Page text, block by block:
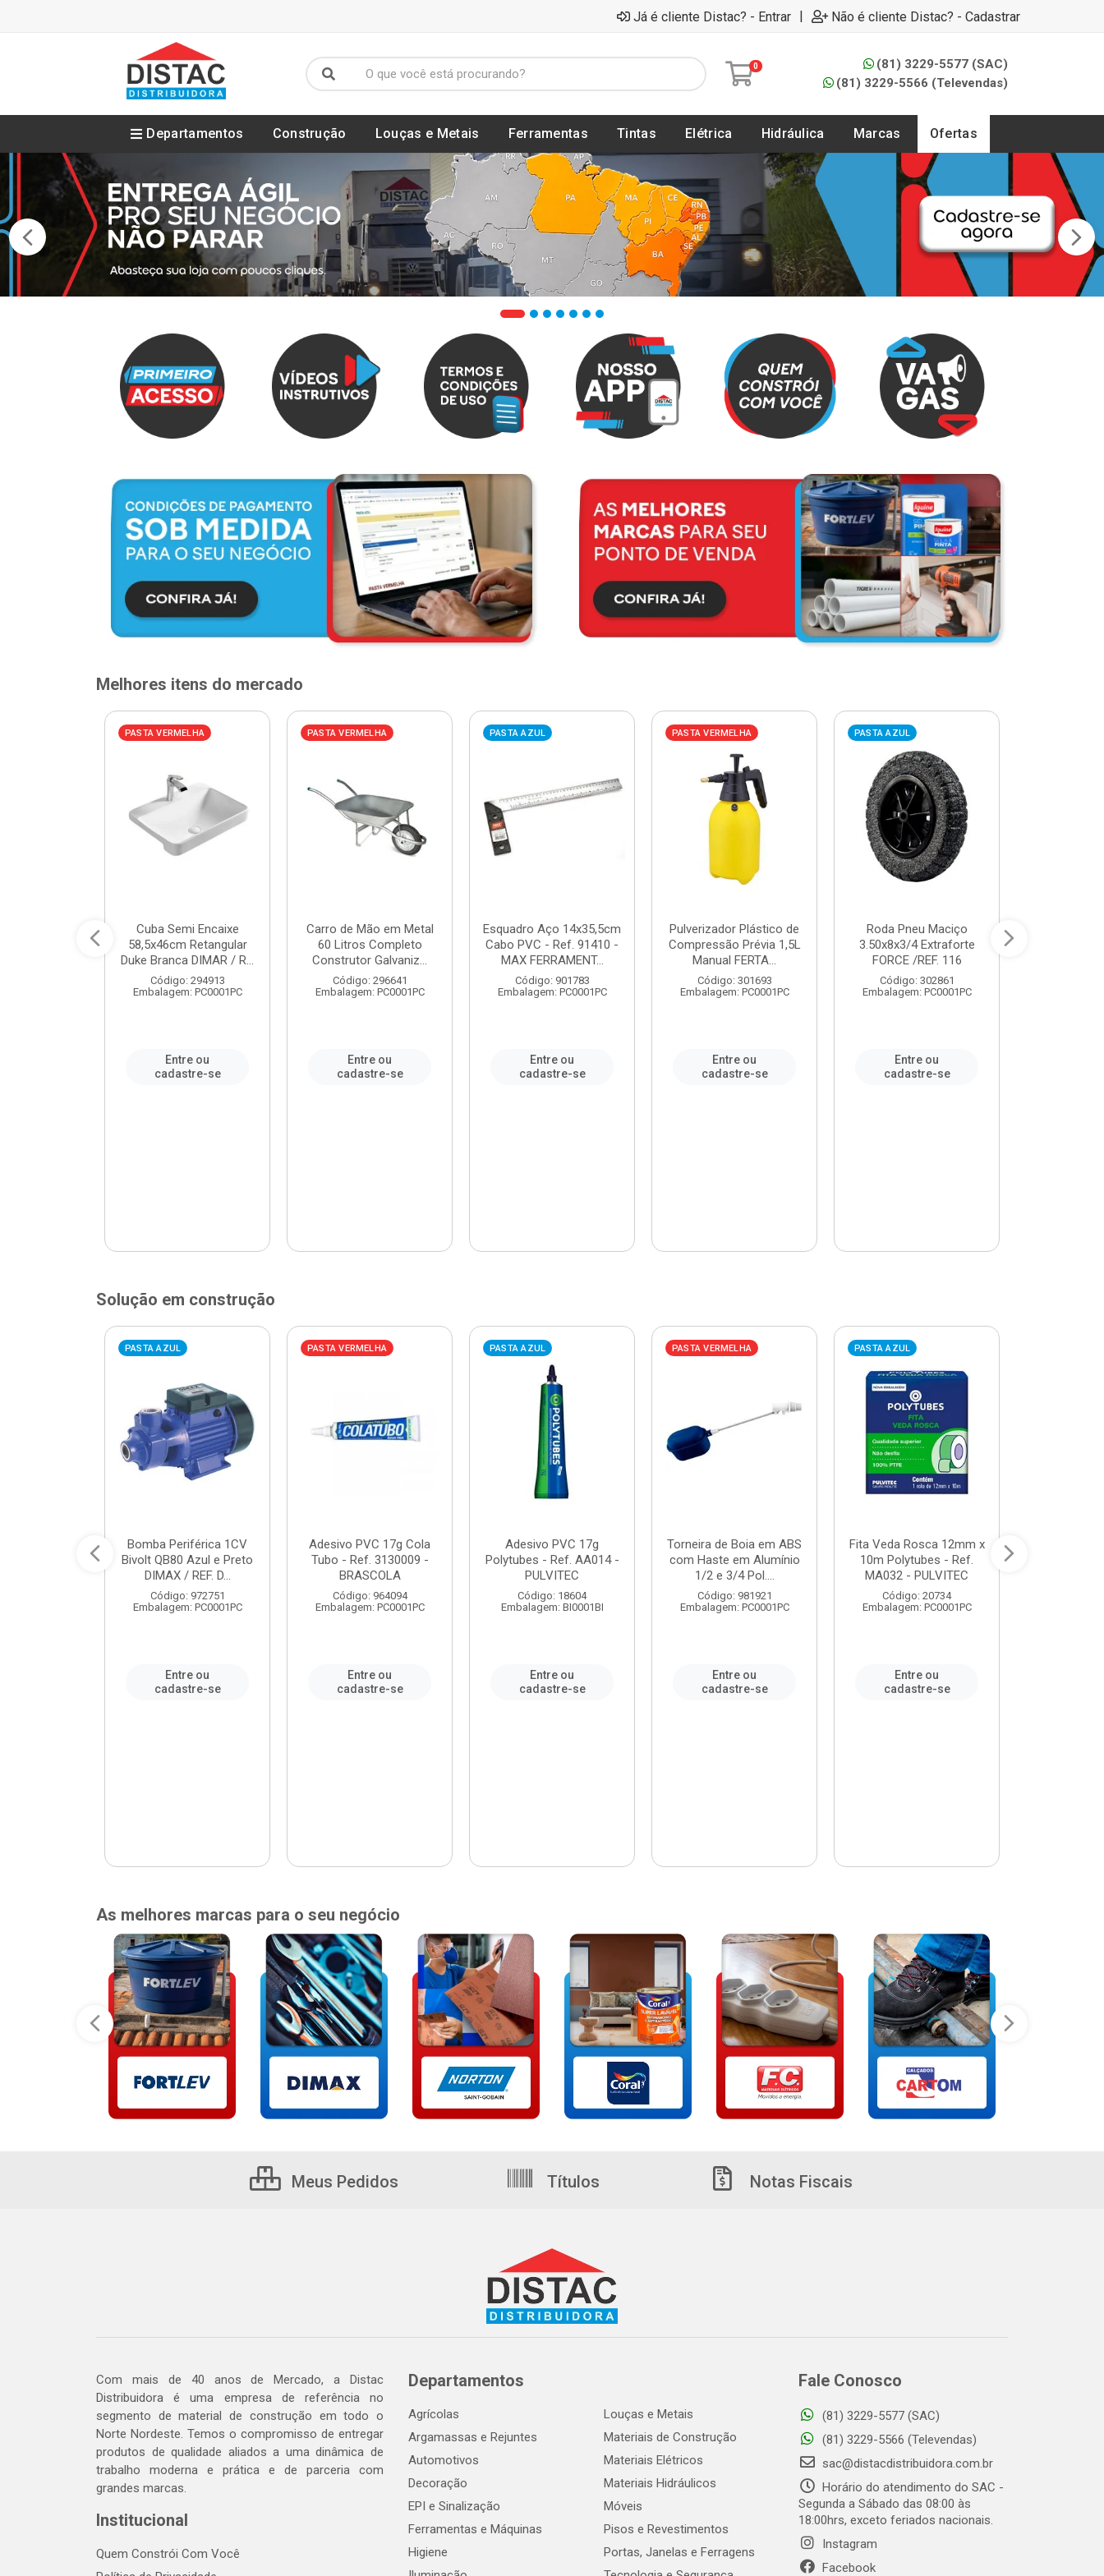
Já é cliente Distac? - Entrar | Não é cliente Distac? - Cadastrar
0
(81) 3229-5577 (SAC)
(81) 3229-5566 (Televendas)
Departamentos Construção Louças e Metais Ferramentas Tintas Elétrica Hidráulica Marcas Ofertas
Melhores itens do mercado
PASTA VERMELHA
Cuba Semi Encaixe
58,5x46cm Retangular
Duke Branca DIMAR / R...
Código: 294913
Embalagem: PC0001PC
Entre ou
cadastre-se
PASTA VERMELHA
Carro de Mão em Metal
60 Litros Completo
Construtor Galvaniz...
Código: 296641
Embalagem: PC0001PC
Entre ou
cadastre-se
PASTA AZUL
Esquadro Aço 14x35,5cm
Cabo PVC - Ref. 91410 -
MAX FERRAMENT...
Código: 901783
Embalagem: PC0001PC
Entre ou
cadastre-se
PASTA VERMELHA
Pulverizador Plástico de
Compressão Prévia 1,5L
Manual FERTA...
Código: 301693
Embalagem: PC0001PC
Entre ou
cadastre-se
PASTA AZUL
Roda Pneu Maciço
3.50x8x3/4 Extraforte
FORCE /REF. 116
Código: 302861
Embalagem: PC0001PC
Entre ou
cadastre-se
Solução em construção
PASTA AZUL
Bomba Periférica 1CV
Bivolt QB80 Azul e Preto
DIMAX / REF. D...
Código: 972751
Embalagem: PC0001PC
Entre ou
cadastre-se
PASTA VERMELHA
Adesivo PVC 17g Cola
Tubo - Ref. 3130009 -
BRASCOLA
Código: 964094
Embalagem: PC0001PC
Entre ou
cadastre-se
PASTA AZUL
Adesivo PVC 17g
Polytubes - Ref. AA014 -
PULVITEC
Código: 18604
Embalagem: BI0001BI
Entre ou
cadastre-se
PASTA VERMELHA
Torneira de Boia em ABS
com Haste em Alumínio
1/2 e 3/4 Pol....
Código: 981921
Embalagem: PC0001PC
Entre ou
cadastre-se
PASTA AZUL
Fita Veda Rosca 12mm x
10m Polytubes - Ref.
MA032 - PULVITEC
Código: 20734
Embalagem: PC0001PC
Entre ou
cadastre-se
As melhores marcas para o seu negócio
Meus Pedidos Títulos Notas Fiscais
Com mais de 40 anos de Mercado, a Distac
Distribuidora é uma empresa de referência no
segmento de material de construção em todo o
Norte Nordeste. Temos o compromisso de entregar
produtos de qualidade aliados a uma dinâmica de
trabalho moderna e prática e de parceria com
grandes marcas.
Institucional
Quem Constrói Com Você
Departamentos
Agrícolas
Argamassas e Rejuntes
Automotivos
Decoração
EPI e Sinalização
Ferramentas e Máquinas
Higiene
Louças e Metais
Materiais de Construção
Materiais Elétricos
Materiais Hidráulicos
Móveis
Pisos e Revestimentos
Portas, Janelas e Ferragens
Fale Conosco
(81) 3229-5577 (SAC)
(81) 3229-5566 (Televendas)
sac@distacdistribuidora.com.br
Horário do atendimento do SAC -
Segunda a Sábado das 08:00 às
18:00hrs, exceto feriados nacionais.
Instagram
Facebook